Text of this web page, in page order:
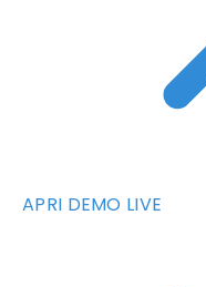
APRI DEMO LIVE